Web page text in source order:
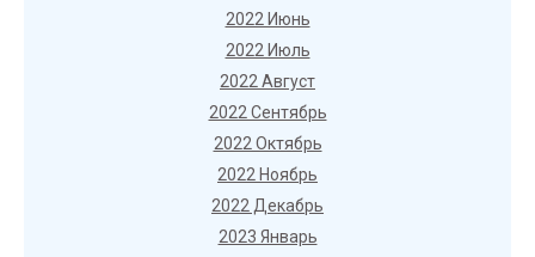
2022 Июнь
2022 Июль
2022 Август
2022 Сентябрь
2022 Октябрь
2022 Ноябрь
2022 Декабрь
2023 Январь